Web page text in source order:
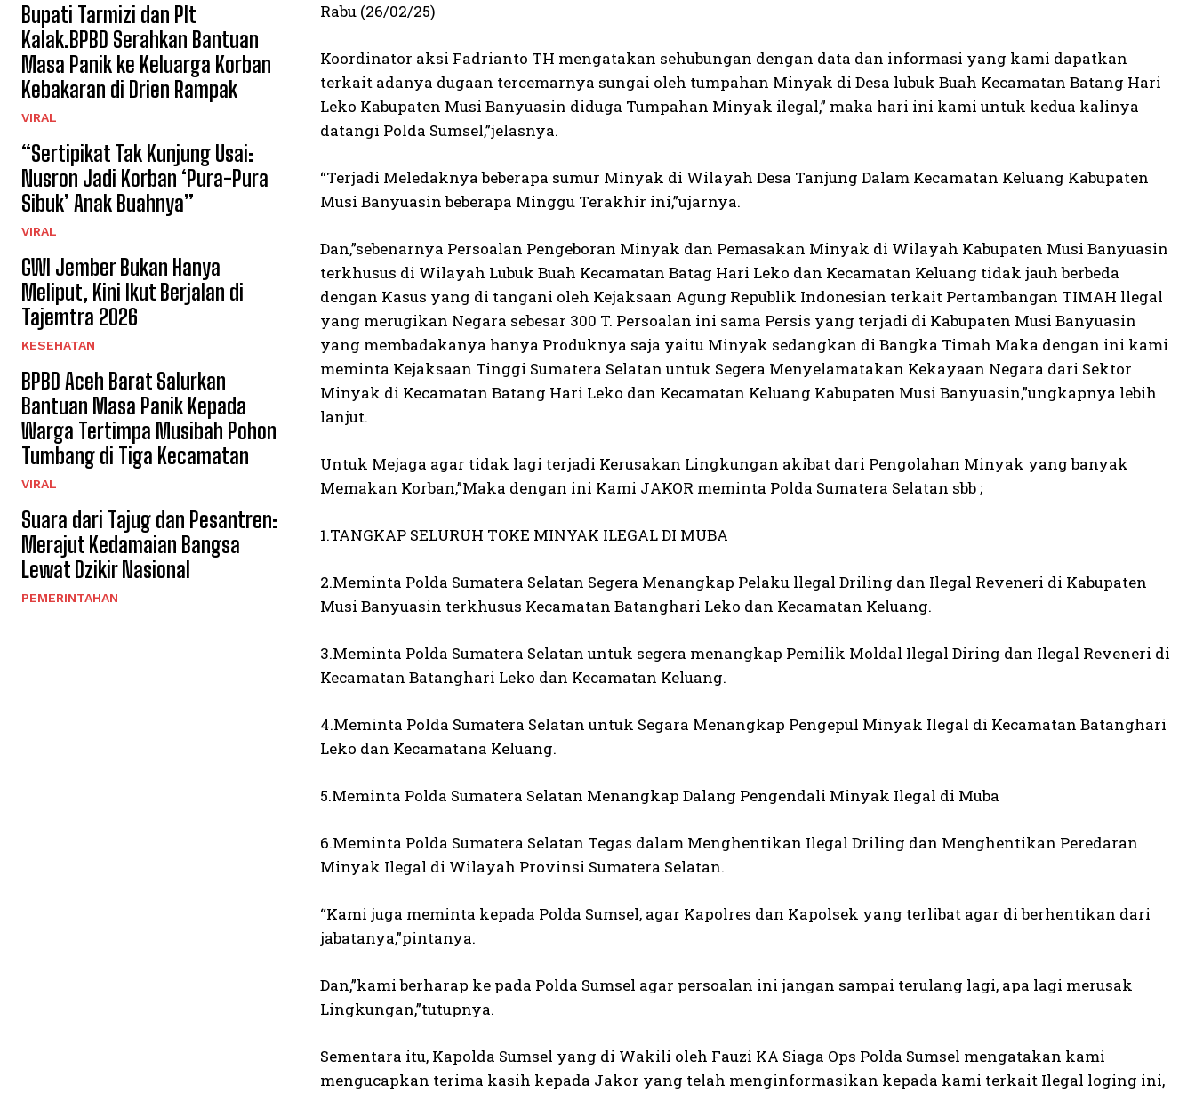
Bupati Tarmizi dan Plt
Kalak.BPBD Serahkan Bantuan
Masa Panik ke Keluarga Korban
Kebakaran di Drien Rampak
VIRAL
“Sertipikat Tak Kunjung Usai:
Nusron Jadi Korban ‘Pura-Pura
Sibuk’ Anak Buahnya”
VIRAL
GWI Jember Bukan Hanya
Meliput, Kini Ikut Berjalan di
Tajemtra 2026
KESEHATAN
BPBD Aceh Barat Salurkan
Bantuan Masa Panik Kepada
Warga Tertimpa Musibah Pohon
Tumbang di Tiga Kecamatan
VIRAL
Suara dari Tajug dan Pesantren:
Merajut Kedamaian Bangsa
Lewat Dzikir Nasional
PEMERINTAHAN
Rabu (26/02/25)
Koordinator aksi Fadrianto TH mengatakan sehubungan dengan data dan informasi yang kami dapatkan
terkait adanya dugaan tercemarnya sungai oleh tumpahan Minyak di Desa lubuk Buah Kecamatan Batang Hari
Leko Kabupaten Musi Banyuasin diduga Tumpahan Minyak ilegal,” maka hari ini kami untuk kedua kalinya
datangi Polda Sumsel,”jelasnya.
“Terjadi Meledaknya beberapa sumur Minyak di Wilayah Desa Tanjung Dalam Kecamatan Keluang Kabupaten
Musi Banyuasin beberapa Minggu Terakhir ini,”ujarnya.
Dan,”sebenarnya Persoalan Pengeboran Minyak dan Pemasakan Minyak di Wilayah Kabupaten Musi Banyuasin
terkhusus di Wilayah Lubuk Buah Kecamatan Batag Hari Leko dan Kecamatan Keluang tidak jauh berbeda
dengan Kasus yang di tangani oleh Kejaksaan Agung Republik Indonesian terkait Pertambangan TIMAH llegal
yang merugikan Negara sebesar 300 T. Persoalan ini sama Persis yang terjadi di Kabupaten Musi Banyuasin
yang membadakanya hanya Produknya saja yaitu Minyak sedangkan di Bangka Timah Maka dengan ini kami
meminta Kejaksaan Tinggi Sumatera Selatan untuk Segera Menyelamatakan Kekayaan Negara dari Sektor
Minyak di Kecamatan Batang Hari Leko dan Kecamatan Keluang Kabupaten Musi Banyuasin,”ungkapnya lebih
lanjut.
Untuk Mejaga agar tidak lagi terjadi Kerusakan Lingkungan akibat dari Pengolahan Minyak yang banyak
Memakan Korban,”Maka dengan ini Kami JAKOR meminta Polda Sumatera Selatan sbb ;
1.TANGKAP SELURUH TOKE MINYAK ILEGAL DI MUBA
2.Meminta Polda Sumatera Selatan Segera Menangkap Pelaku llegal Driling dan Ilegal Reveneri di Kabupaten
Musi Banyuasin terkhusus Kecamatan Batanghari Leko dan Kecamatan Keluang.
3.Meminta Polda Sumatera Selatan untuk segera menangkap Pemilik Moldal Ilegal Diring dan Ilegal Reveneri di
Kecamatan Batanghari Leko dan Kecamatan Keluang.
4.Meminta Polda Sumatera Selatan untuk Segara Menangkap Pengepul Minyak Ilegal di Kecamatan Batanghari
Leko dan Kecamatana Keluang.
5.Meminta Polda Sumatera Selatan Menangkap Dalang Pengendali Minyak Ilegal di Muba
6.Meminta Polda Sumatera Selatan Tegas dalam Menghentikan Ilegal Driling dan Menghentikan Peredaran
Minyak Ilegal di Wilayah Provinsi Sumatera Selatan.
“Kami juga meminta kepada Polda Sumsel, agar Kapolres dan Kapolsek yang terlibat agar di berhentikan dari
jabatanya,”pintanya.
Dan,”kami berharap ke pada Polda Sumsel agar persoalan ini jangan sampai terulang lagi, apa lagi merusak
Lingkungan,”tutupnya.
Sementara itu, Kapolda Sumsel yang di Wakili oleh Fauzi KA Siaga Ops Polda Sumsel mengatakan kami
mengucapkan terima kasih kepada Jakor yang telah menginformasikan kepada kami terkait Ilegal loging ini,